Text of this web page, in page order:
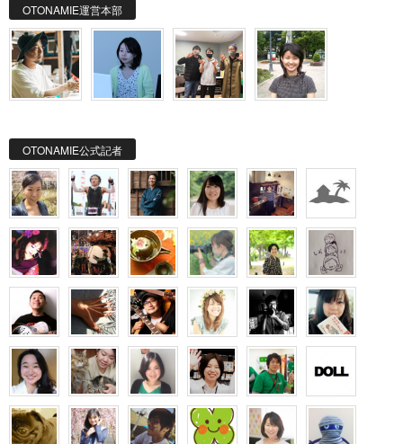
OTONAMIE運営本部
OTONAMIE公式記者